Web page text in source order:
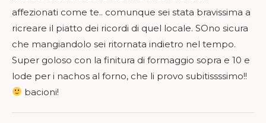
affezionati come te.. comunque sei stata bravissima a
ricreare il piatto dei ricordi di quel locale. SOno sicura
che mangiandolo sei ritornata indietro nel tempo.
Super goloso con la finitura di formaggio sopra e 10 e
lode per i nachos al forno, che li provo subitissssimo!!
bacioni!